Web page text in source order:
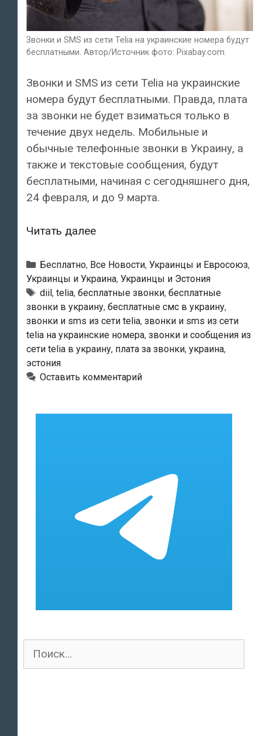
Звонки и SMS из сети Telia на украинские номера будут
бесплатными. Автор/Источник фото: Pixabay.com.
Звонки и SMS из сети Telia на украинские
номера будут бесплатными. Правда, плата
за звонки не будет взиматься только в
течение двух недель. Мобильные и
обычные телефонные звонки в Украину, а
также и текстовые сообщения, будут
бесплатными, начиная с сегодняшнего дня,
24 февраля, и до 9 марта.
Читать далееЗвонки
SMS
из
сети
Telia
на
украинские
будут
Рубрики
Бесплатно, Все Новости, Украинцы и Евросоюз,
Украинцы и Украина, Украинцы и Эстония
Метки
diil , telia, бесплатные звонки, бесплатные
звонки в украину, бесплатные смс в украину,
звонки и sms из сети telia, звонки и sms из сети
telia на украинские номера, звонки и сообщения из
сети telia в украину, плата за звонки, украина,
эстония
Оставить комментарий
Поиск